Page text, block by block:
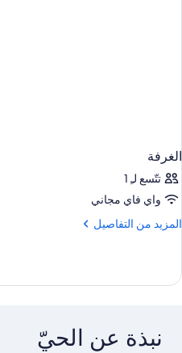
الغرفة
تتّسع لـِ 1
واي فاي مجاني
المزيد من التفاصيل
المزيد
الغرفة
نبذة عن الحيّ